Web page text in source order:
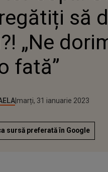
să
„Ne
fată”
Publicat:
luni, 31 ianuarie 2022
Actualizat:
marți, 31 ianuarie 2023
sursă preferată în Google